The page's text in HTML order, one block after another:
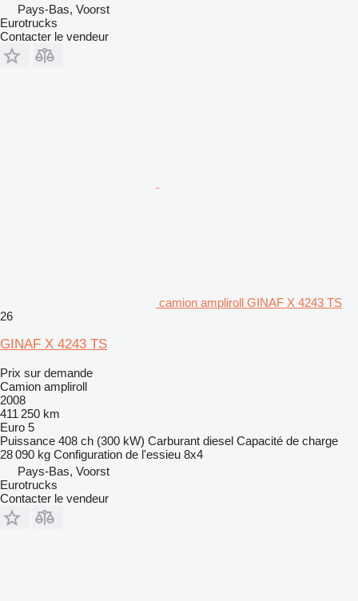
Pays-Bas, Voorst
Eurotrucks
Contacter le vendeur
camion ampliroll GINAF X 4243 TS
26
GINAF X 4243 TS
Prix sur demande
Camion ampliroll
2008
411 250 km
Euro 5
Puissance 408 ch (300 kW) Carburant diesel Capacité de charge
28 090 kg Configuration de l'essieu 8x4
Pays-Bas, Voorst
Eurotrucks
Contacter le vendeur